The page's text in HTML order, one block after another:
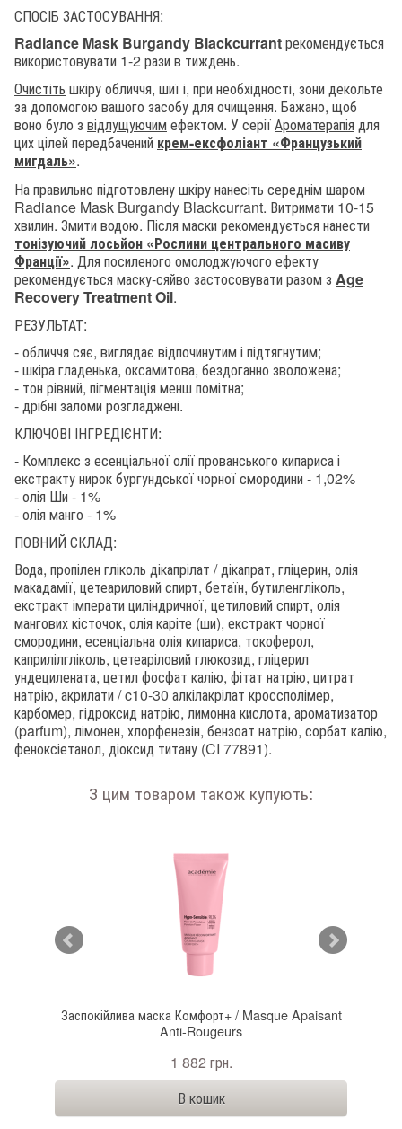
СПОСІБ ЗАСТОСУВАННЯ:
Radiance Mask Burgandy Blackcurrantрекомендується
використовувати 1-2 рази в тиждень.
Очистіть шкіру обличчя, шиї і, при необхідності, зони декольте
за допомогою вашого засобу для очищення. Бажано, щоб
воно було з відлущуючим ефектом. У серіїАроматерапія для
цих цілей передбачений крем-ексфоліант «Французький
мигдаль».
На правильно підготовлену шкіру нанесіть середнім шаром
Radiance Mask Burgandy Blackcurrant. Витримати 10-15
хвилин. Змити водою. Після маски рекомендується нанести
тонізуючий лосьйон «Рослини центрального масиву
Франції». Для посиленого омолоджуючого ефекту
рекомендується маску-сяйво застосовувати разом з Age
Recovery Treatment Oil.
РЕЗУЛЬТАТ:
- обличчя сяє, виглядає відпочинутим і підтягнутим;
- шкіра гладенька, оксамитова, бездоганно зволожена;
- тон рівний, пігментація менш помітна;
- дрібні заломи розгладжені.
КЛЮЧОВІ ІНГРЕДІЄНТИ:
- Комплекс з есенціальної олії прованського кипариса і
екстракту нирок бургундської чорної смородини - 1,02%
- олія Ши - 1%
- олія манго - 1%
ПОВНИЙ СКЛАД:
Вода, пропілен гліколь дікапрілат / дікапрат, гліцерин, олія
макадамії, цетеариловий спирт, бетаїн, бутиленгліколь,
екстракт імперати циліндричної, цетиловий спирт, олія
мангових кісточок, олія каріте (ши), екстракт чорної
смородини, есенціальна олія кипариса, токоферол,
каприлілгліколь, цетеаріловий глюкозид, гліцерил
ундецилената, цетил фосфат калію, фітат натрію, цитрат
натрію, акрилати / c10-30 алкілакрілат кроссполімер,
карбомер, гідроксид натрію, лимонна кислота, ароматизатор
(parfum), лімонен, хлорфенезін, бензоат натрію, сорбат калію,
феноксіетанол, діоксид титану (CI 77891).
З цим товаром також купують:
Заспокійлива маска Комфорт+ / Masque Apaisant
Anti-Rougeurs
1 882 грн.